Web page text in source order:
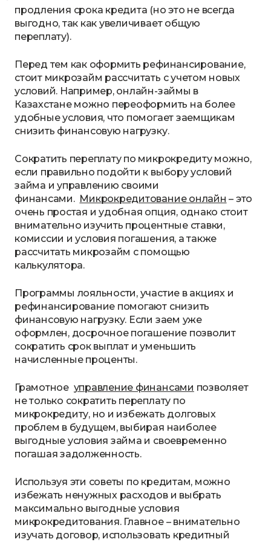
продления срока кредита (но это не всегда
выгодно, так как увеличивает общую
переплату).
Перед тем как оформить рефинансирование,
стоит микрозайм рассчитать с учетом новых
условий. Например, онлайн-займы в
Казахстане можно переоформить на более
удобные условия, что помогает заемщикам
снизить финансовую нагрузку.
Сократить переплату по микрокредиту можно,
если правильно подойти к выбору условий
займа и управлению своими
финансами. Микрокредитование онлайн – это
очень простая и удобная опция, однако стоит
внимательно изучить процентные ставки,
комиссии и условия погашения, а также
рассчитать микрозайм с помощью
калькулятора.
Программы лояльности, участие в акциях и
рефинансирование помогают снизить
финансовую нагрузку. Если заем уже
оформлен, досрочное погашение позволит
сократить срок выплат и уменьшить
начисленные проценты.
Грамотное управление финансами позволяет
не только сократить переплату по
микрокредиту, но и избежать долговых
проблем в будущем, выбирая наиболее
выгодные условия займа и своевременно
погашая задолженность.
Используя эти советы по кредитам, можно
избежать ненужных расходов и выбрать
максимально выгодные условия
микрокредитования. Главное – внимательно
изучать договор, использовать кредитный